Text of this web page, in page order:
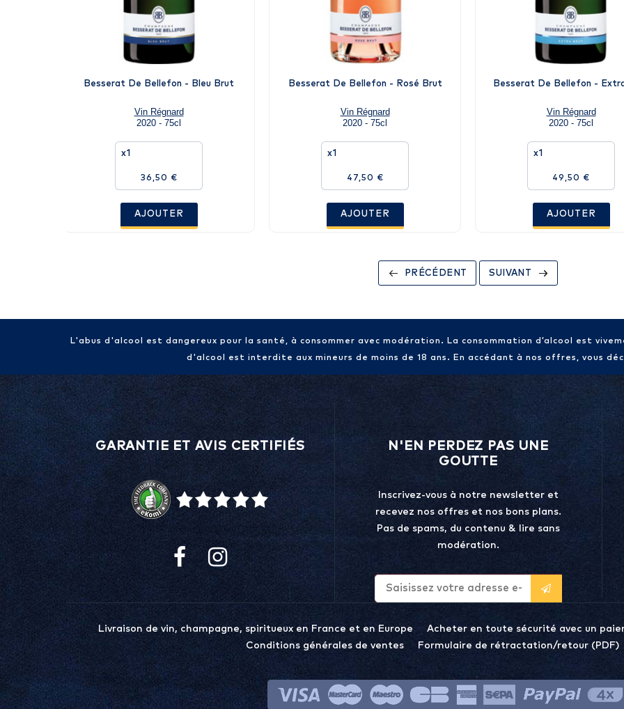
Besserat De Bellefon - Bleu Brut
Vin Régnard
2020 - 75cl
x1
36,50 €
AJOUTER
Besserat De Bellefon - Rosé Brut
Vin Régnard
2020 - 75cl
x1
47,50 €
AJOUTER
Besserat De Bellefon -
Vin Régnard
2020 - 75cl
x1
49,50 €
AJOUTER
PRÉCÉDENT SUIVANT
L'abus d'alcool est dangereux pour la santé, à consommer avec modération. La consommation d’alcool est
d'alcool est interdite aux mineurs de moins de 18 ans. En accédant à nos offres, vous
GARANTIE ET AVIS CERTIFIÉS
N'EN PERDEZ PAS UNE
GOUTTE
Inscrivez-vous à notre newsletter et
recevez nos offres et nos bons plans.
Pas de spams, du contenu & lire sans
modération.
Livraison de vin, champagne, spiritueux en France et en Europe Acheter en toute sécurité avec un
Conditions générales de ventes
Formulaire de rétractation/retour (PDF)